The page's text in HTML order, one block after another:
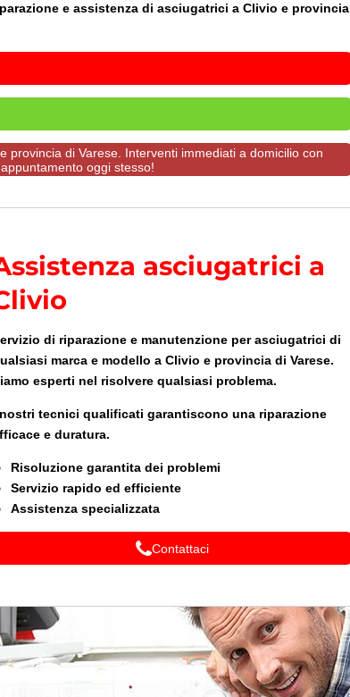
e assistenza di asciugatrici a Clivio e provincia
di Varese. Interventi immediati a domicilio con
oggi stesso!
asciugatrici a
di riparazione e manutenzione per asciugatrici di
marca e modello a Clivio e provincia di Varese.
esperti nel risolvere qualsiasi problema.
nostri tecnici qualificati garantiscono una riparazione
e duratura.
Risoluzione garantita dei problemi
Servizio rapido ed efficiente
Assistenza specializzata
Contattaci